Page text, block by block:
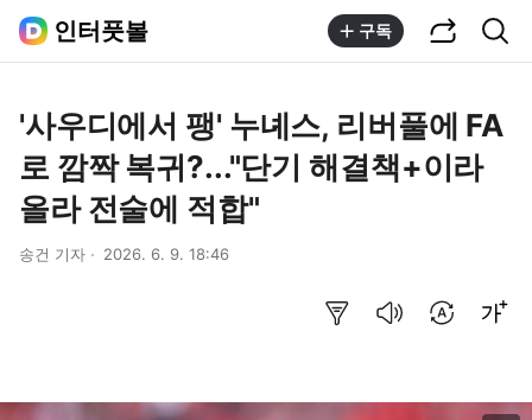
인터풋볼 구독
'사우디에서 팽' 누녜스, 리버풀에 FA
로 깜짝 복귀?..."단기 해결책+이라
올라 전술에 적합"
송건 기자 2026. 6. 9. 18:46